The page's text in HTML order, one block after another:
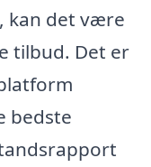
kan det være
tilbud. Det er
bedste